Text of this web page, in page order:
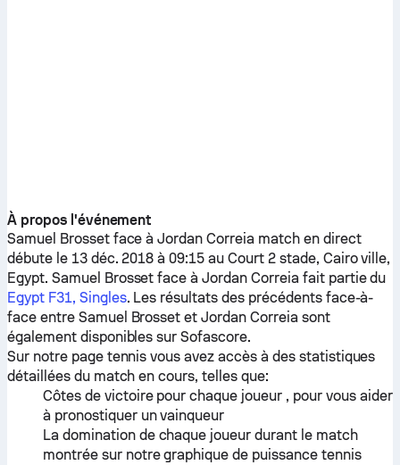
À propos l'événement
Samuel Brossetface àJordan Correia match en direct
débute le 13 déc. 2018 à 09:15 au Court 2 stade, Cairo ville,
Egypt. Samuel Brosset face àJordan Correia fait partie du
Egypt F31, Singles. Les résultats des précédents face-à-
face entre Samuel Brosset etJordan Correia sont
également disponibles sur Sofascore.
Sur notre page tennis vous avez accès à des statistiques
détaillées du match en cours, telles que:
Côtes de victoire pour chaque joueur , pour vous aider
à pronostiquer un vainqueur
La domination de chaque joueur durant le match
montrée sur notre graphique de puissance tennis